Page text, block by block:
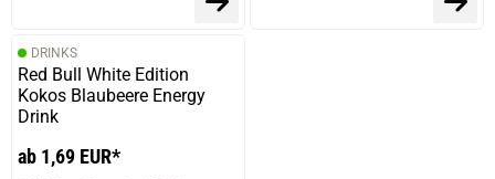
DRINKS
Red Bull White Edition
Kokos Blaubeere Energy
Drink
ab 1,69 EUR*